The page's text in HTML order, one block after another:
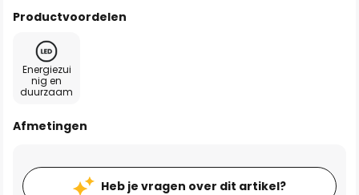
Productvoordelen
Energiezui
nig en
duurzaam
Afmetingen
Heb je vragen over dit artikel?